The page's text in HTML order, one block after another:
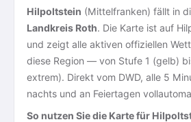
Hilpoltstein (Mittelfranken) fällt in
Landkreis Roth. Die Karte ist auf
und zeigt alle aktiven offiziellen
diese Region — von Stufe 1 (gelb)
extrem). Direkt vom DWD, alle 5
nachts und an Feiertagen
So nutzen Sie die Karte für